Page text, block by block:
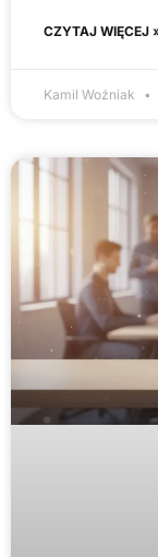
CZYTAJ WIĘCEJ
Kamil Woźniak